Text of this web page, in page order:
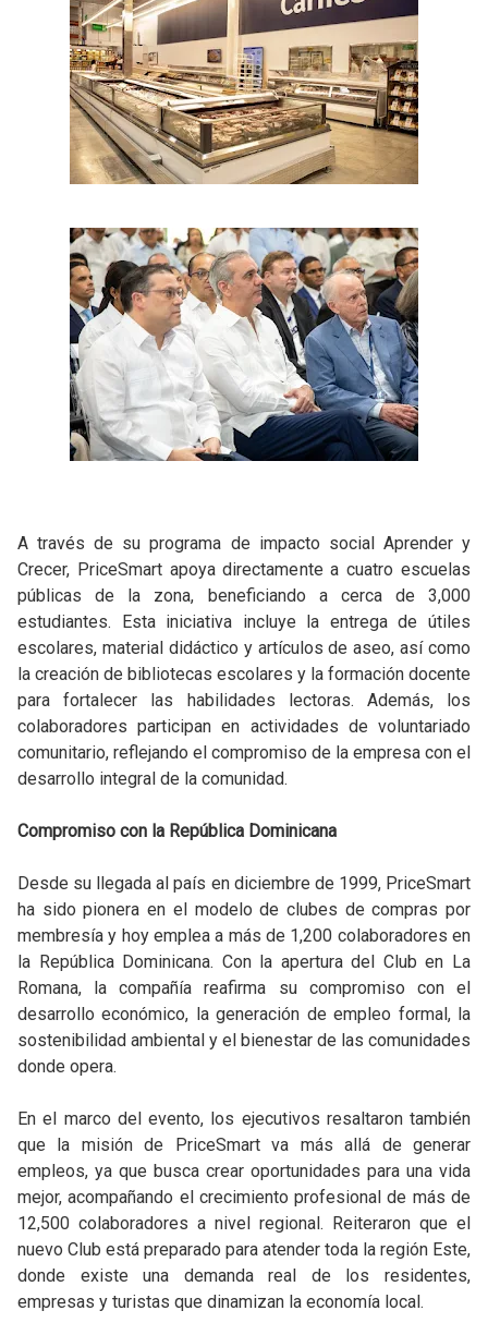
A través de su programa de impacto social Aprender y
Crecer, PriceSmart apoya directamente a cuatro escuelas
públicas de la zona, beneficiando a cerca de 3,000
estudiantes. Esta iniciativa incluye la entrega de útiles
escolares, material didáctico y artículos de aseo, así como
la creación de bibliotecas escolares y la formación docente
para fortalecer las habilidades lectoras. Además, los
colaboradores participan en actividades de voluntariado
comunitario, reflejando el compromiso de la empresa con el
desarrollo integral de la comunidad.
Compromiso con la República Dominicana
Desde su llegada al país en diciembre de 1999, PriceSmart
ha sido pionera en el modelo de clubes de compras por
membresía y hoy emplea a más de 1,200 colaboradores en
la República Dominicana. Con la apertura del Club en La
Romana, la compañía reafirma su compromiso con el
desarrollo económico, la generación de empleo formal, la
sostenibilidad ambiental y el bienestar de las comunidades
donde opera.
En el marco del evento, los ejecutivos resaltaron también
que la misión de PriceSmart va más allá de generar
empleos, ya que busca crear oportunidades para una vida
mejor, acompañando el crecimiento profesional de más de
12,500 colaboradores a nivel regional. Reiteraron que el
nuevo Club está preparado para atender toda la región Este,
donde existe una demanda real de los residentes,
empresas y turistas que dinamizan la economía local.